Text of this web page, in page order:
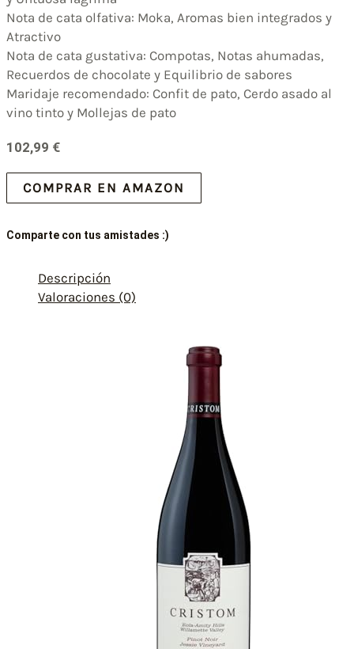
Nota de cata olfativa: Moka, Aromas bien integrados y
Atractivo
Nota de cata gustativa: Compotas, Notas ahumadas,
Recuerdos de chocolate y Equilibrio de sabores
Maridaje recomendado: Confit de pato, Cerdo asado al
vino tinto y Mollejas de pato
102,99 €
COMPRAR EN AMAZON
Comparte con tus amistades :)
Descripción
Valoraciones (0)